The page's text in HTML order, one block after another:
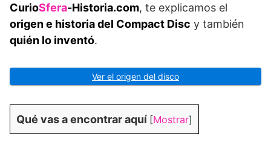
CurioSfera-Historia.com, te explicamos el
origen e historia del Compact Disc y también
quién lo inventó.
Ver el origen del disco
Qué vas a encontrar aquí [Mostrar]